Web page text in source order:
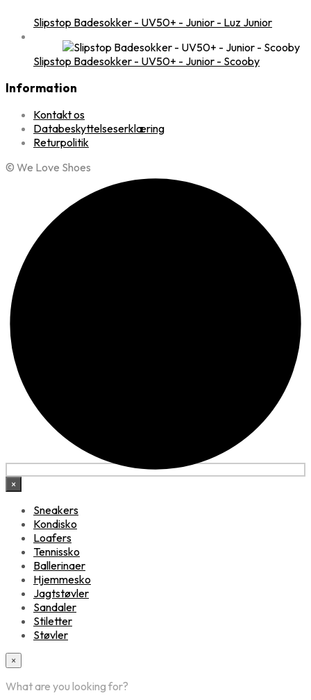
Slipstop Badesokker - UV50+ - Junior - Luz Junior
Slipstop Badesokker - UV50+ - Junior - Scooby
Information
Kontakt os
Databeskyttelseserklæring
Returpolitik
© We Love Shoes
×
Sneakers
Kondisko
Loafers
Tennissko
Ballerinaer
Hjemmesko
Jagtstøvler
Sandaler
Stiletter
Støvler
×
What are you looking for?